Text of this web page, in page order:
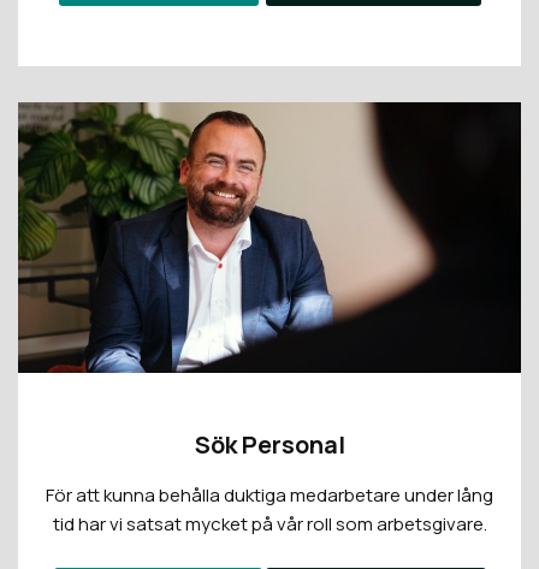
Sök Personal
För att kunna behålla duktiga medarbetare under lång
tid har vi satsat mycket på vår roll som arbetsgivare.